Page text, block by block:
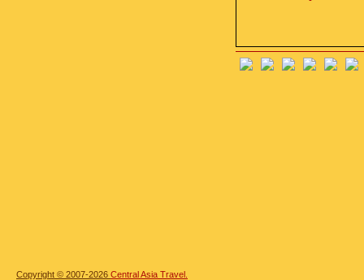
Copyright © 2007-2026 Central Asia Travel.